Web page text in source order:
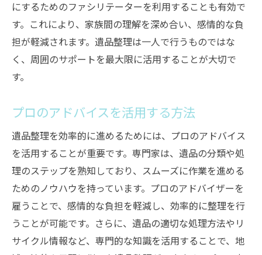
にするためのファシリテーターを利用することも有効で
す。これにより、家族間の理解を深め合い、感情的な負
担が軽減されます。遺品整理は一人で行うものではな
く、周囲のサポートを最大限に活用することが大切で
す。
プロのアドバイスを活用する方法
遺品整理を効率的に進めるためには、プロのアドバイス
を活用することが重要です。専門家は、遺品の分類や処
理のステップを熟知しており、スムーズに作業を進める
ためのノウハウを持っています。プロのアドバイザーを
雇うことで、感情的な負担を軽減し、効率的に整理を行
うことが可能です。さらに、遺品の適切な処理方法やリ
サイクル情報など、専門的な知識を活用することで、地